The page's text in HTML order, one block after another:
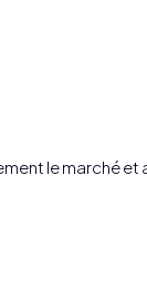
le marché